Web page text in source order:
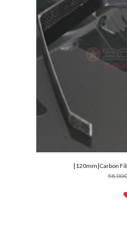
[120mm]Carbon